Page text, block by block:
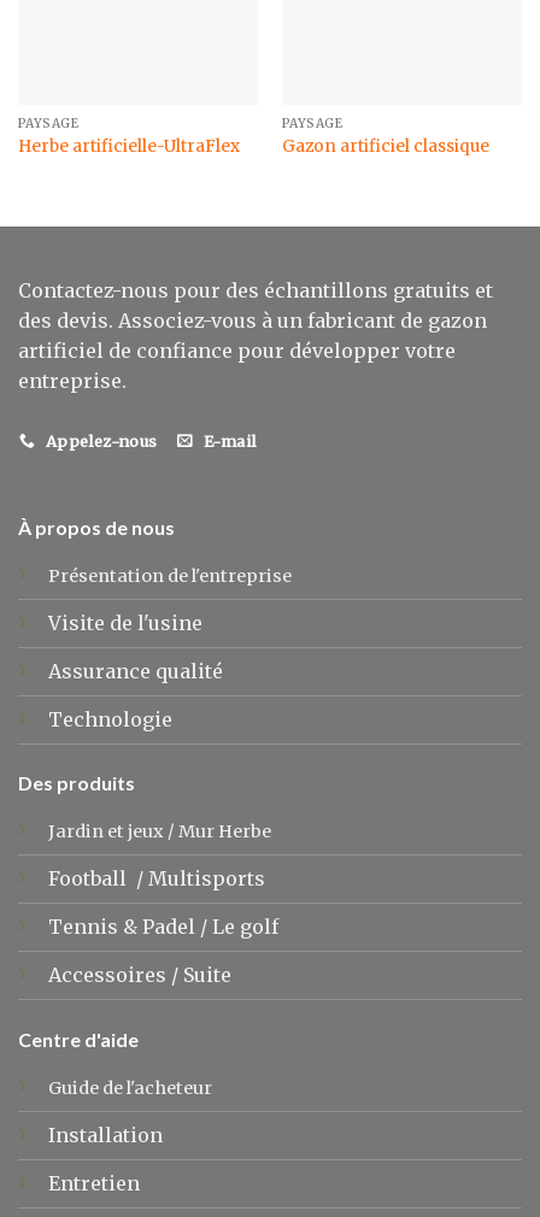
PAYSAGE
Herbe artificielle-UltraFlex
PAYSAGE
Gazon artificiel classique
Contactez-nous pour des échantillons gratuits et
des devis. Associez-vous à un fabricant de gazon
artificiel de confiance pour développer votre
entreprise.
Appelez-nous E-mail
À propos de nous
Présentation de l'entreprise
Visite de l'usine
Assurance qualité
Technologie
Des produits
Jardin et jeux/ Mur Herbe
Football / Multisports
Tennis & Padel / Le golf
Accessoires / Suite
Centre d'aide
Guide de l'acheteur
Installation
Entretien